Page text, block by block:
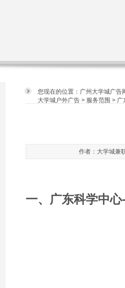
您现在的位置： 广州大学城广告
大学城户外广告 > 服务范围 > 广
作者：大学城
一、广东科学中